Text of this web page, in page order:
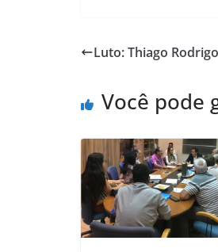
Luto: Thiago Rodrigo
Você pode